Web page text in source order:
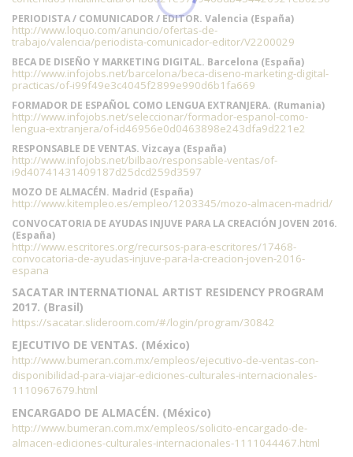
PERIODISTA / COMUNICADOR / EDITOR. Valencia (España)
http://www.loquo.com/anuncio/ofertas-de-
trabajo/valencia/periodista-comunicador-editor/V2200029
BECA DE DISEÑO Y MARKETING DIGITAL. Barcelona (España)
http://www.infojobs.net/barcelona/beca-diseno-marketing-digital-
practicas/of-i99f49e3c4045f2899e990d6b1fa669
FORMADOR DE ESPAÑOL COMO LENGUA EXTRANJERA. (Rumania)
http://www.infojobs.net/seleccionar/formador-espanol-como-
lengua-extranjera/of-id46956e0d0463898e243dfa9d221e2
RESPONSABLE DE VENTAS. Vizcaya (España)
http://www.infojobs.net/bilbao/responsable-ventas/of-
i9d40741431409187d25dcd259d3597
MOZO DE ALMACÉN. Madrid (España)
http://www.kitempleo.es/empleo/1203345/mozo-almacen-madrid/
CONVOCATORIA DE AYUDAS INJUVE PARA LA CREACIÓN JOVEN 2016.
(España)
http://www.escritores.org/recursos-para-escritores/17468-
convocatoria-de-ayudas-injuve-para-la-creacion-joven-2016-
espana
SACATAR INTERNATIONAL ARTIST RESIDENCY PROGRAM
2017. (Brasil)
https://sacatar.slideroom.com/#/login/program/30842
EJECUTIVO DE VENTAS. (México)
http://www.bumeran.com.mx/empleos/ejecutivo-de-ventas-con-
disponibilidad-para-viajar-ediciones-culturales-internacionales-
1110967679.html
ENCARGADO DE ALMACÉN. (México)
http://www.bumeran.com.mx/empleos/solicito-encargado-de-
almacen-ediciones-culturales-internacionales-1111044467.html